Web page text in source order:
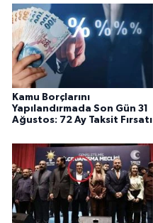
Kamu Borçlarını
Yapılandırmada Son Gün 31
Ağustos: 72 Ay Taksit Fırsatı